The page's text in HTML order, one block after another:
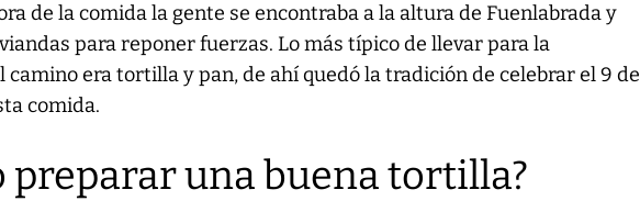
de la comida la gente se encontraba a la altura de Fuenlabrada y
para reponer fuerzas. Lo más típico de llevar para la
camino era tortilla y pan, de ahí quedó la tradición de celebrar el 9 de
comida.
preparar una buena tortilla?